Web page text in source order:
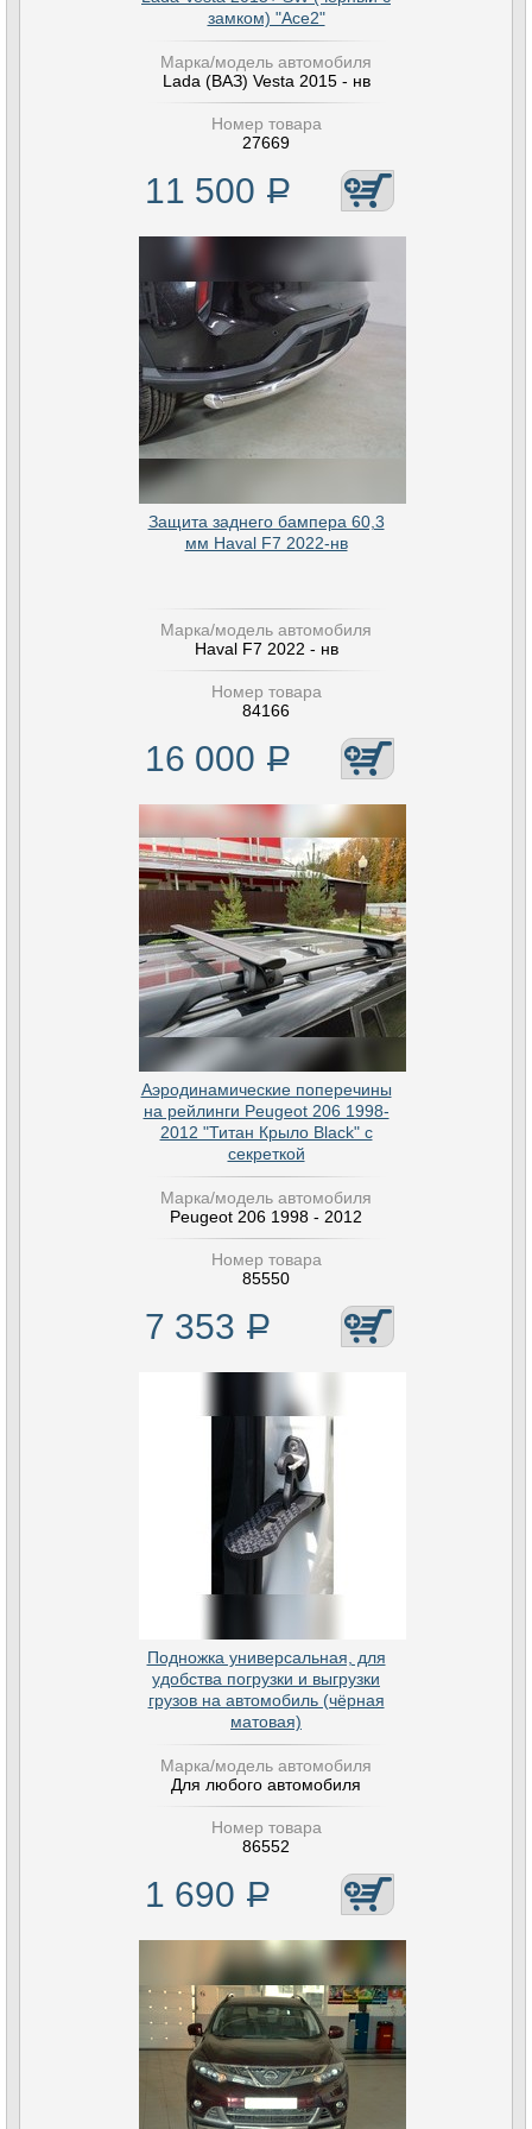
замком) "Ace2"
Марка/модель автомобиля
Lada (ВАЗ) Vesta 2015 - нв
Номер товара
27669
11 500 Р
Защита заднего бампера 60,3
мм Haval F7 2022-нв
Марка/модель автомобиля
Haval F7 2022 - нв
Номер товара
84166
16 000 Р
Аэродинамические поперечины
на рейлинги Peugeot 206 1998-
2012 "Титан Крыло Black" с
секреткой
Марка/модель автомобиля
Peugeot 206 1998 - 2012
Номер товара
85550
7 353 Р
Подножка универсальная, для
удобства погрузки и выгрузки
грузов на автомобиль (чёрная
матовая)
Марка/модель автомобиля
Для любого автомобиля
Номер товара
86552
1 690 Р